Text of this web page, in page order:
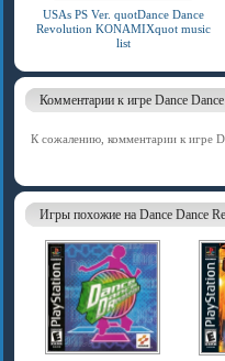
USAs PS Ver. quotDance Dance
Revolution KONAMIXquot music
list
Комментарии к игре Dance
К сожалению, комментарии к игре
Игры похожие на Dance Dance